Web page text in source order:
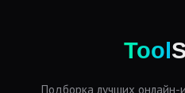
Tool
Подборка лучших онлайн-